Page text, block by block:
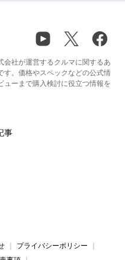
社が運営するクルマに関するあ
す。価格やスペックなどの公式情
ューまで購入検討に役立つ情報を
事
プライバシーポリシー